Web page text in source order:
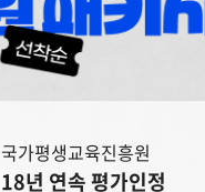
국가평생교육진흥원
18년 연속 평가인정